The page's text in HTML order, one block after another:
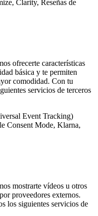
Clarity, Reseñas de
ofrecerte características
básica y te permiten
comodidad. Con tu
servicios de terceros
Event Tracking)
Consent Mode, Klarna,
mostrarte vídeos u otros
proveedores externos.
los siguientes servicios de